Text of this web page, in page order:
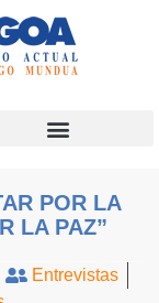
POR LA
LA PAZ”
Entrevistas